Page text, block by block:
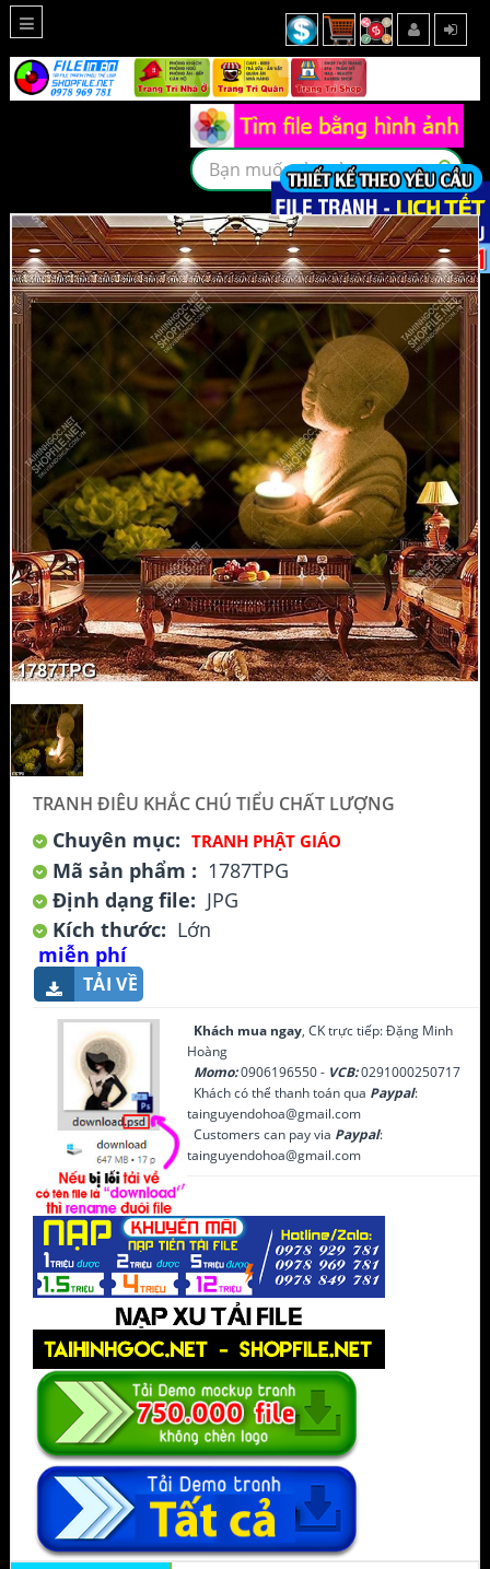
TRANH ĐIÊU KHẮC CHÚ TIỂU CHẤT LƯỢNG
Chuyên mục: TRANH PHẬT GIÁO
Mã sản phẩm : 1787TPG
Định dạng file: JPG
Kích thước: Lớn
miễn phí
TẢI VỀ
Khách mua ngay, CK trực tiếp: Đặng Minh
Hoàng
Momo:0906196550 - VCB:0291000250717
Khách có thể thanh toán qua Paypal:
tainguyendohoa@gmail.com
Customers can pay via Paypal:
tainguyendohoa@gmail.com